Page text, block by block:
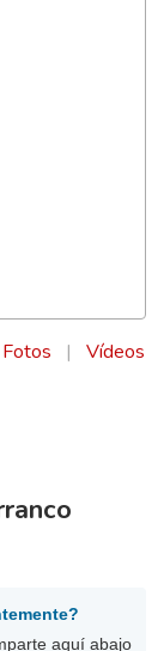
Fotos |
Vídeos
aquí abajo